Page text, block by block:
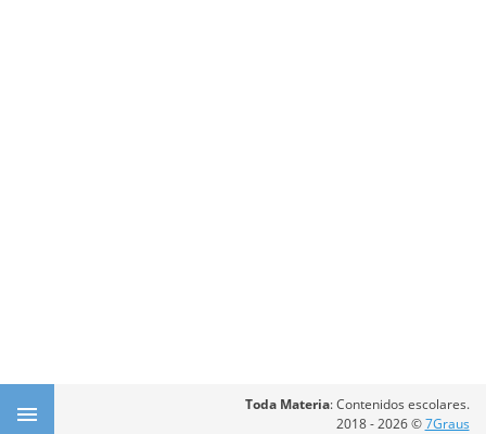
Toda Materia: Contenidos escolares.
2018 - 2026 ©7Graus